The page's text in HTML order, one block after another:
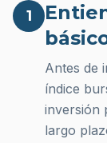
1
Antes de
índice
inversión
largo